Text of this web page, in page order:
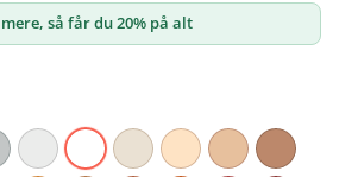
mere, så får du 20% på alt